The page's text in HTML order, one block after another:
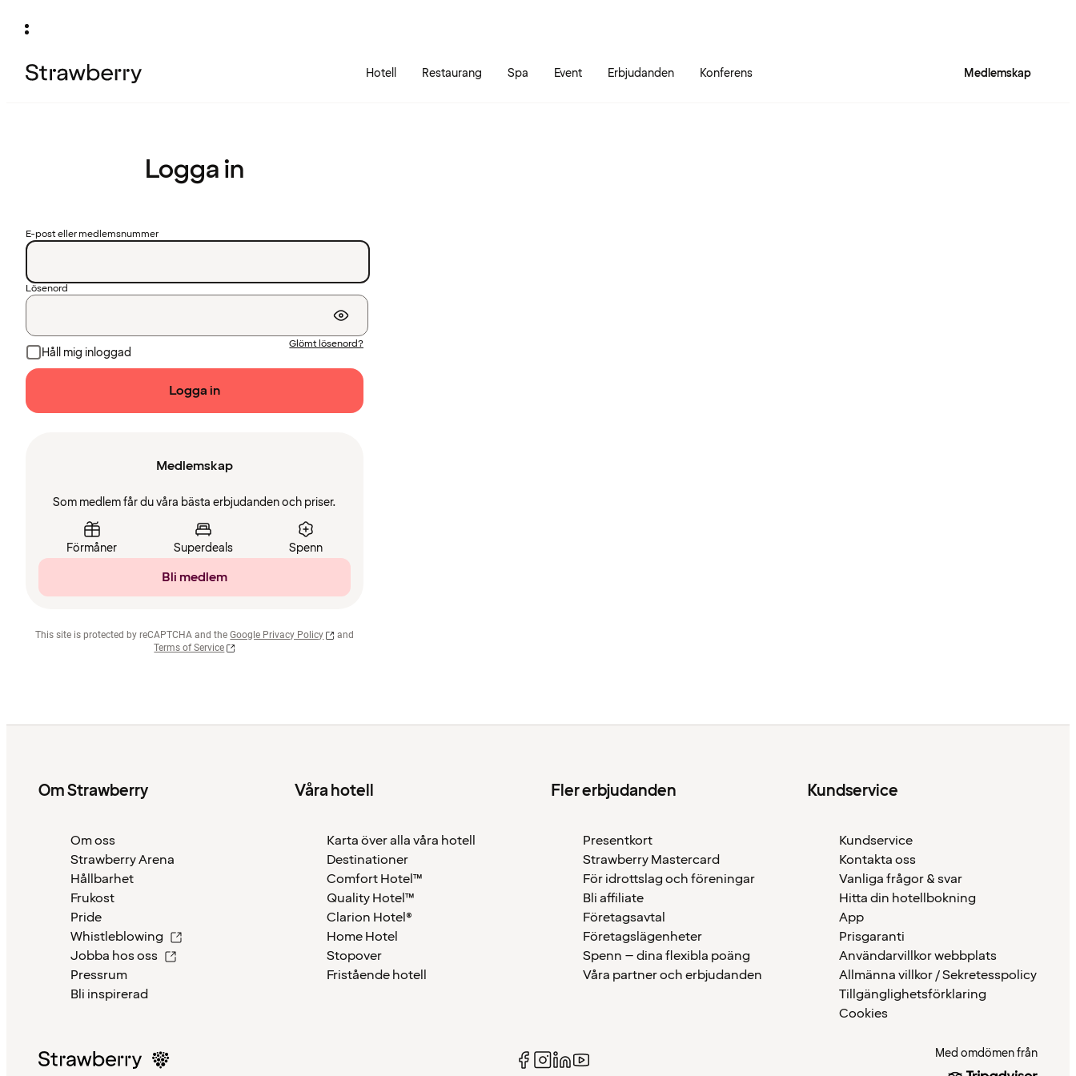
Hotell Restaurang Spa Event Erbjudanden Konferens Medlemskap
Logga in
E-post eller medlemsnummer
Lösenord
Håll mig inloggad
Glömt lösenord?
Logga in
Medlemskap
Som medlem får du våra bästa erbjudanden och priser.
Förmåner Superdeals Spenn
Bli medlem
This site is protected by reCAPTCHA and the Google Privacy Policy
and
Terms of Service
Om Strawberry
Om oss
Strawberry Arena
Hållbarhet
Frukost
Pride
Whistleblowing
Jobba hos oss
Pressrum
Bli inspirerad
Våra hotell
Karta över alla våra hotell
Destinationer
Comfort Hotel™
Quality Hotel™
Clarion Hotel®
Home Hotel
Stopover
Fristående hotell
Fler erbjudanden
Presentkort
Strawberry Mastercard
För idrottslag och föreningar
Bli affiliate
Företagsavtal
Företagslägenheter
Spenn – dina flexibla poäng
Våra partner och erbjudanden
Kundservice
Kundservice
Kontakta oss
Vanliga frågor & svar
Hitta din hotellbokning
App
Prisgaranti
Användarvillkor webbplats
Allmänna villkor / Sekretesspolicy
Tillgänglighetsförklaring
Cookies
Med omdömen från